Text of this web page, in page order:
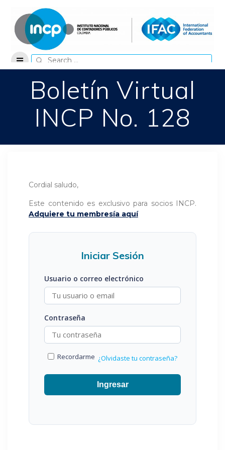
content
Search
for:
Boletín Virtual
INCP No. 128
Cordial saludo,
Este contenido es exclusivo para socios INCP.
Adquiere tu membresía aquí
Iniciar Sesión
Usuario o correo electrónico
Contraseña
Recordarme ¿Olvidaste tu contraseña?
Ingresar